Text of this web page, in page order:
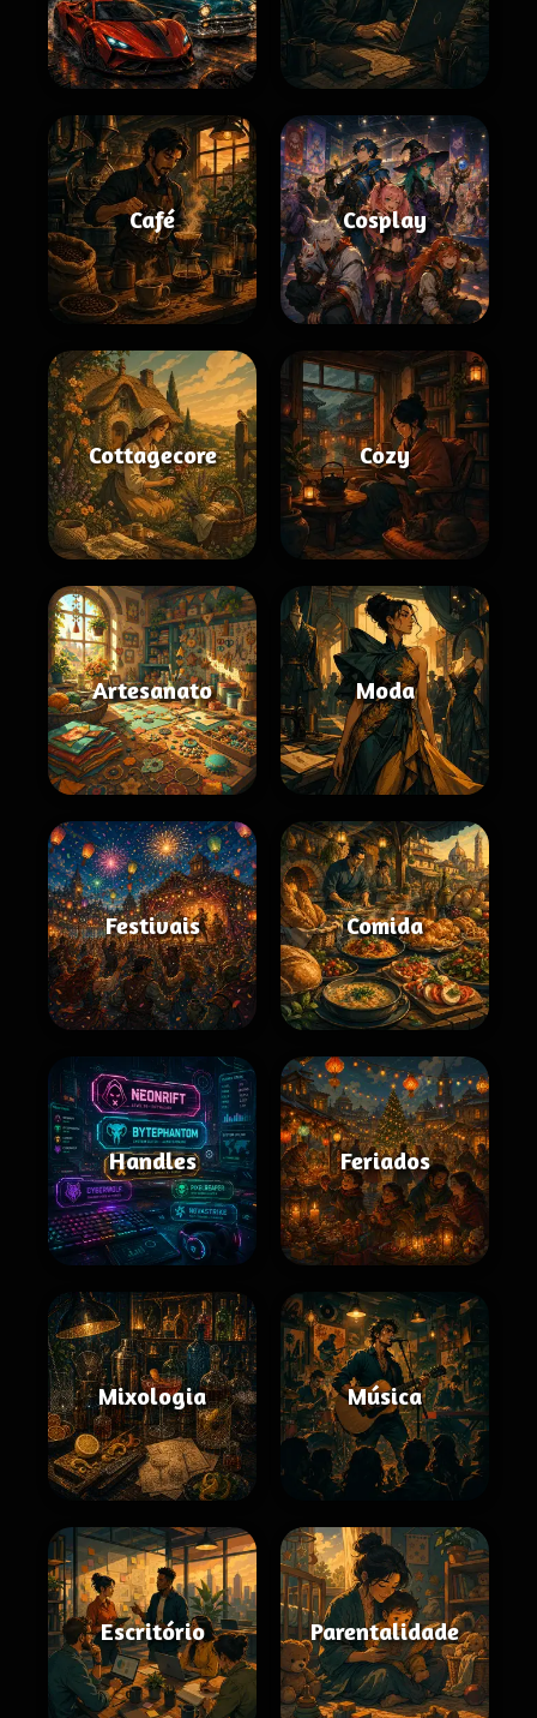
Café Cosplay
Cottagecore Cozy
Artesanato Moda
Festivais Comida
Handles Feriados
Mixologia Música
Escritório Parentalidade